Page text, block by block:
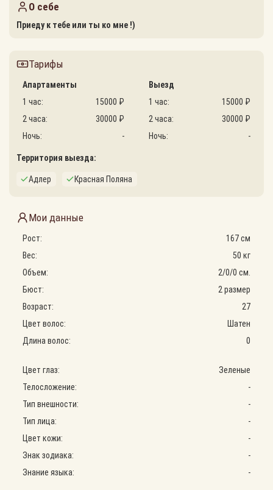
О себе
Приеду к тебе или ты ко мне !)
Тарифы
Апартаменты
1 час:
15000 ₽
2 часа:
30000 ₽
Ночь:
-
Выезд
1 час:
15000 ₽
2 часа:
30000 ₽
Ночь:
-
Территория выезда:
Адлер Красная Поляна
Мои данные
Рост:
167 см
Вес:
50 кг
Объем:
2/0/0 см.
Бюст:
2 размер
Возраст:
27
Цвет волос:
Шатен
Длина волос:
0
Цвет глаз:
Зеленые
Телосложение:
-
Тип внешности:
-
Тип лица:
-
Цвет кожи:
-
Знак зодиака:
-
Знание языка:
-